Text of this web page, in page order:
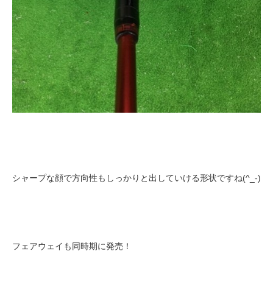
シャープな顔で方向性もしっかりと出していける形状ですね(^_-)
フェアウェイも同時期に発売！